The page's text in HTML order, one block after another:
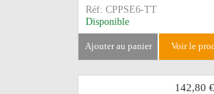
Réf: CPPSE6-TT
Disponible
ajouter au panier voir le
142,80 €